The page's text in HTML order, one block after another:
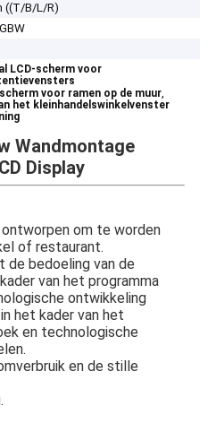
((T/B/L/R)
LCD-scherm voor
voor ramen op de muur,
het kleinhandelswinkelvenster
Wandmontage
Display
om te worden
of restaurant.
de bedoeling van de
van het programma
ontwikkeling
het kader van het
en technologische
en de stille